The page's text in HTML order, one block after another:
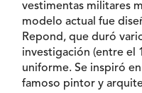
vestimentas militares
modelo actual fue
Repond, que duró
investigación (entre el
uniforme. Se inspiró
famoso pintor y